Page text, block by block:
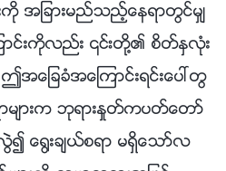
အျခားမည္သည့္ေနရာတြင္မွ်
ာင္းကိုလည္း ၎တို႔၏ စိတ္ႏွလုံး
အေျခခံအေၾကာင္းရင္းေပၚတြ
ားက ဘုရားႏႈတ္ကပတ္ေတာ္
ြဲ၍ ေ႐ြးခ်ယ္စရာ မရွိေသာ္လ